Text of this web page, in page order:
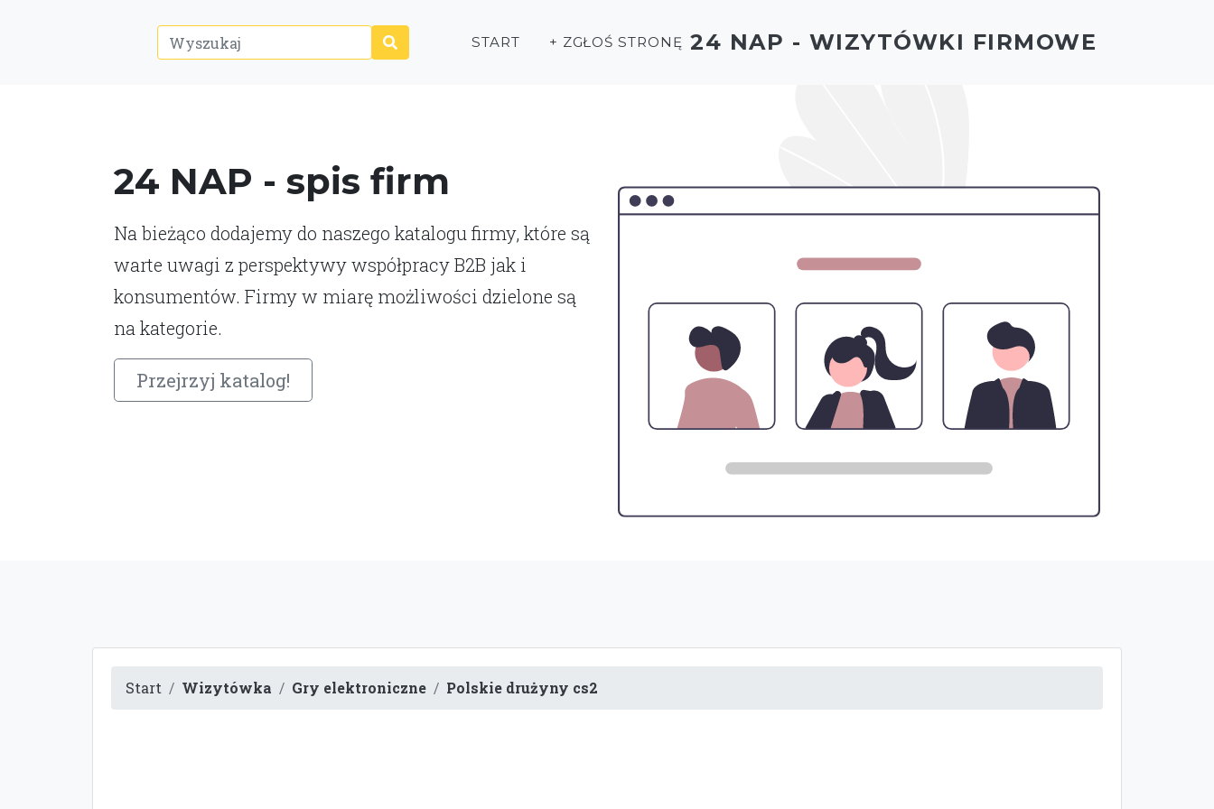
24 NAP - spis firm
Na bieżąco dodajemy do naszego katalogu firmy, które są
warte uwagi z perspektywy współpracy B2B jak i
konsumentów. Firmy w miarę możliwości dzielone są
na kategorie.
Przejrzyj katalog!
START + ZGŁOŚ STRONĘ 24 NAP - WIZYTÓWKI FIRMOWE
Start Wizytówka Gry elektroniczne Polskie drużyny cs2